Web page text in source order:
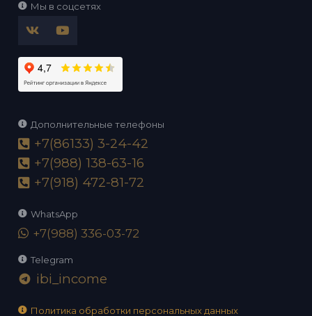
Мы в соцсетях
Дополнительные телефоны
+7(86133) 3-24-42
+7(988) 138-63-16
+7(918) 472-81-72
WhatsApp
+7(988) 336-03-72
Telegram
telegram ibi_income
Политика обработки персональных данных